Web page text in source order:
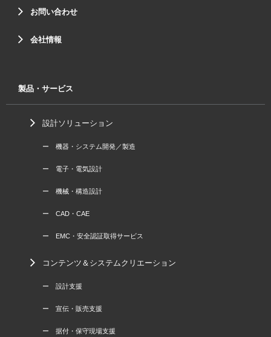
お問い合わせ
会社情報
製品・サービス
設計ソリューション
ー 機器・システム開発／製造
ー 電子・電気設計
ー 機械・構造設計
ー CAD・CAE
ー EMC・安全認証取得サービス
コンテンツ＆システムクリエーション
ー 設計支援
ー 宣伝・販売支援
ー 据付・保守現場支援